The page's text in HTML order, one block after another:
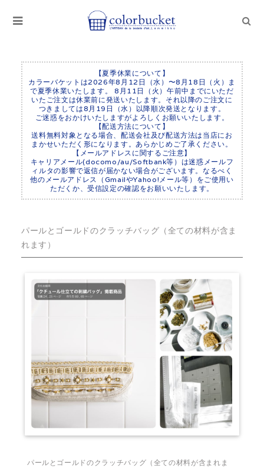
【夏季休業について】
カラーバケットは2026年8月12日（水）〜8月18日（火）ま
で夏季休業いたします。 8月11日（火）午前中までにいただ
いたご注文は休業前に発送いたします。それ以降のご注文に
つきましては8月19日（水）以降順次発送となります。
ご迷惑をおかけいたしますがよろしくお願いいたします。
【配送方法について】
送料無料対象となる場合、配送会社及び配送方法は当店にお
まかせいただく形になります。あらかじめご了承ください。
【メールアドレスに関するご注意】
キャリアメール(docomo/au/Softbank等）は迷惑メールフ
ィルタの影響で返信が届かない場合がございます。なるべく
他のメールアドレス（GmailやYahoo!メール等）をご使用い
ただくか、受信設定の確認をお願いいたします。
パールとゴールドのクラッチバッグ（全ての材料が含ま
れます）
パールとゴールドのクラッチバッグ（全ての材料が含まれま